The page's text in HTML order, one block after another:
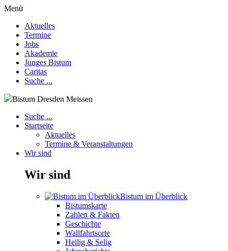
Menü
Aktuelles
Termine
Jobs
Akademie
Junges Bistum
Caritas
Suche ...
Bistum Dresden Meissen
Suche ...
Startseite
Aktuelles
Termine & Veranstaltungen
Wir sind
Wir sind
Bistum im Überblick
Bistumskarte
Zahlen & Fakten
Geschichte
Wallfahrtsorte
Heilig & Selig